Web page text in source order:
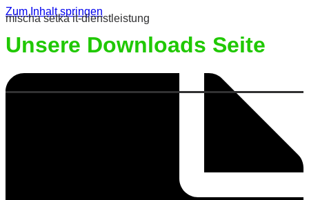
mischa setka it-dienstleistung
Zum Inhalt springen
Unsere Downloads Seite